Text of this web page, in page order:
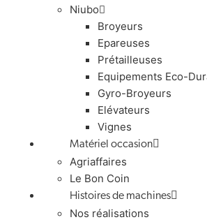
Niubo
Broyeurs
Epareuses
Prétailleuses
Equipements Eco-
Gyro-Broyeurs
Elévateurs
Vignes
Matériel occasion
Agriaffaires
Le Bon Coin
Histoires de machines
Nos réalisations